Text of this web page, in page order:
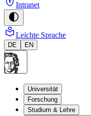
Intranet
Leichte Sprache
DE EN
Universität
Forschung
Studium & Lehre